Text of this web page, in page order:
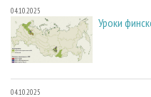
04.10.2025
Уроки
04.10.2025